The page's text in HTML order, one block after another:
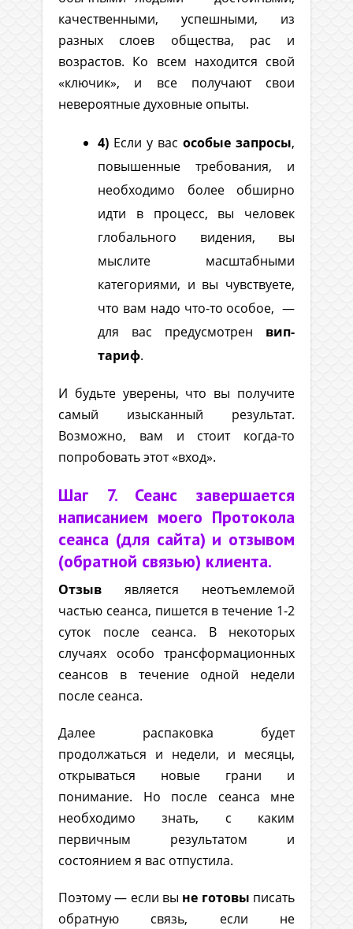
качественными, успешными, из
разных слоев общества, рас и
возрастов. Ко всем находится свой
«ключик», и все получают свои
невероятные духовные опыты.
4) Если у васособые запросы,
повышенные требования, и
необходимо более обширно
идти в процесс, вы человек
глобального видения, вы
мыслите масштабными
категориями, и вы чувствуете,
что вам надо что-то особое, —
для вас предусмотрен вип-
тариф.
И будьте уверены, что вы получите
самый изысканный результат.
Возможно, вам и стоит когда-то
попробовать этот «вход».
Шаг 7. Сеанс завершается
написанием моего Протокола
сеанса (для сайта) и отзывом
(обратной связью) клиента.
Отзыв является неотъемлемой
частью сеанса, пишется в течение 1-2
суток после сеанса. В некоторых
случаях особо трансформационных
сеансов в течение одной недели
после сеанса.
Далее распаковка будет
продолжаться и недели, и месяцы,
открываться новые грани и
понимание. Но после сеанса мне
необходимо знать, с каким
первичным результатом и
состоянием я вас отпустила.
Поэтому — если вы не готовы писать
обратную связь, если не